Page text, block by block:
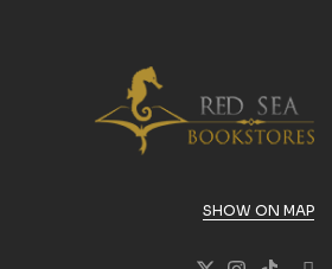
SHOW ON MAP